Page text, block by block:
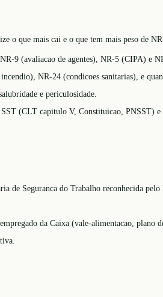
o que mais cai e o que tem mais peso de
9 (avaliacao de agentes), NR-5 (CIPA) e
NR-24 (condicoes sanitarias), e
e periculosidade.
(CLT capitulo V, Constituicao, PNSST) e
de Seguranca do Trabalho reconhecida
da Caixa (vale-alimentacao, plano